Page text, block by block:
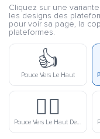
Cliquez sur une
les designs des
pour voir sa page, la
plateformes.
👍
Pouce Vers Le Haut
👍🏽
Pouce Vers Le Haut De Couleur Moyen